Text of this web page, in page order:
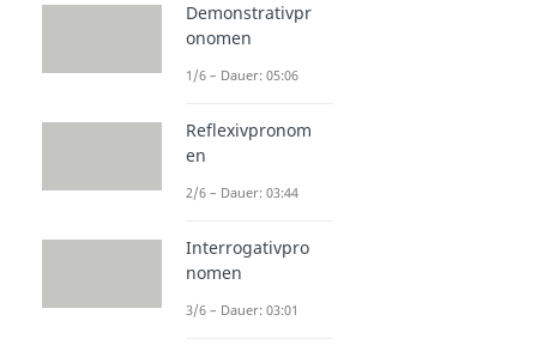
Demonstrativpr
onomen
1/6 – Dauer: 05:06
Reflexivpronom
en
2/6 – Dauer: 03:44
Interrogativpro
nomen
3/6 – Dauer: 03:01